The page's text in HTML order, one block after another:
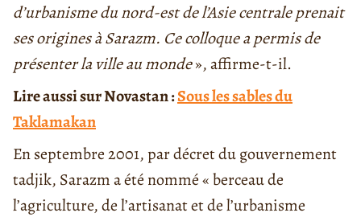
d’urbanisme du nord-est de l’Asie centrale prenait
ses origines à Sarazm. Ce colloque a permis de
présenter la ville au monde», affirme-t-il.
Lire aussi sur Novastan :Sous les sables du
Taklamakan
En septembre 2001, par décret du gouvernement
tadjik, Sarazm a été nommé « berceau de
l’agriculture, de l’artisanat et de l’urbanisme